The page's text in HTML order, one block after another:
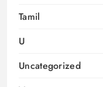
Tamil
U
Uncategorized